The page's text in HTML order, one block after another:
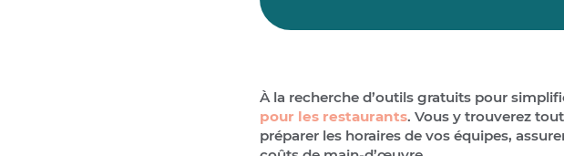
À la recherche d’outils gratuits pour
pour les restaurants. Vous y trouverez
préparer les horaires de vos équipes,